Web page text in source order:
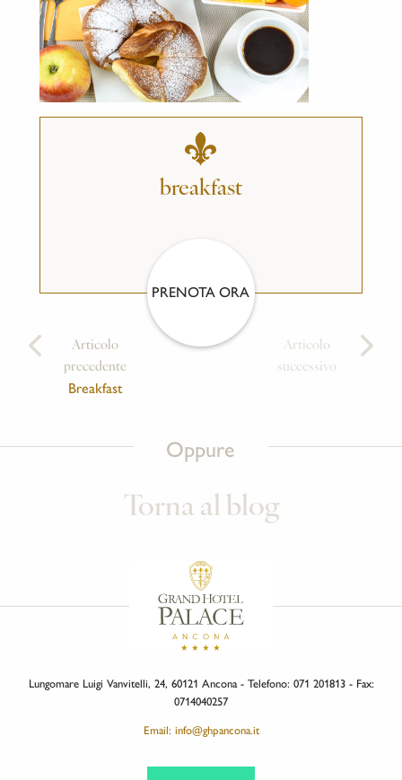
breakfast
PRENOTA ORA
Articolo
precedente
Breakfast
Articolo
successivo
Oppure
Torna al blog
Lungomare Luigi Vanvitelli, 24, 60121 Ancona - Telefono: 071 201813 - Fax:
0714040257
Email: info@ghpancona.it